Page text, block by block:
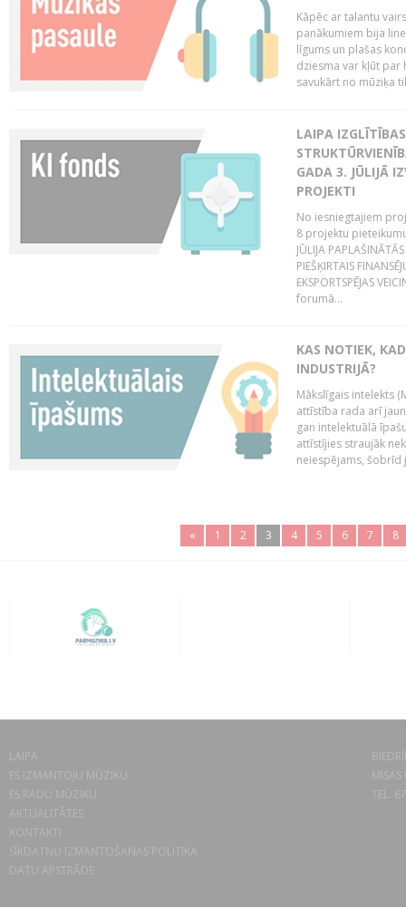
Kāpēc ar talantu
panākumiem bija
līgums un plašas
dziesma var kļūt par
savukārt no mūziķa
LAIPA
GADA 3. JŪLIJĀ
PROJEKTI
No iesniegtajiem
8 projektu
JŪLIJA
PIEŠĶIRTAIS
EKSPORTSPĒJAS
forumā...
KAS NOTIEK,
INDUSTRIJĀ?
Mākslīgais intelekts
attīstība rada arī
gan intelektuālā
attīstījies straujāk
neiespējams, šobrīd
« 1 2 3 4 5 6 7 8
LAIPA
ES IZMANTOJU MŪZIKU
ES RADU MŪZIKU
AKTUALITĀTES
KONTAKTI
SĪKDATŅU IZMANTOŠANAS POLITIKA
DATU APSTRĀDE
TEL.